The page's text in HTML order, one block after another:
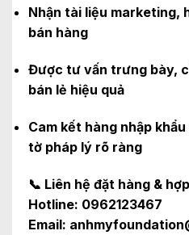
Nhận tài liệu marketing,
bán hàng
Được tư vấn trưng bày,
bán lẻ hiệu quả
Cam kết hàng nhập
tờ pháp lý rõ ràng
📞 Liên hệ đặt hàng &
Hotline: 0962123467
Email: